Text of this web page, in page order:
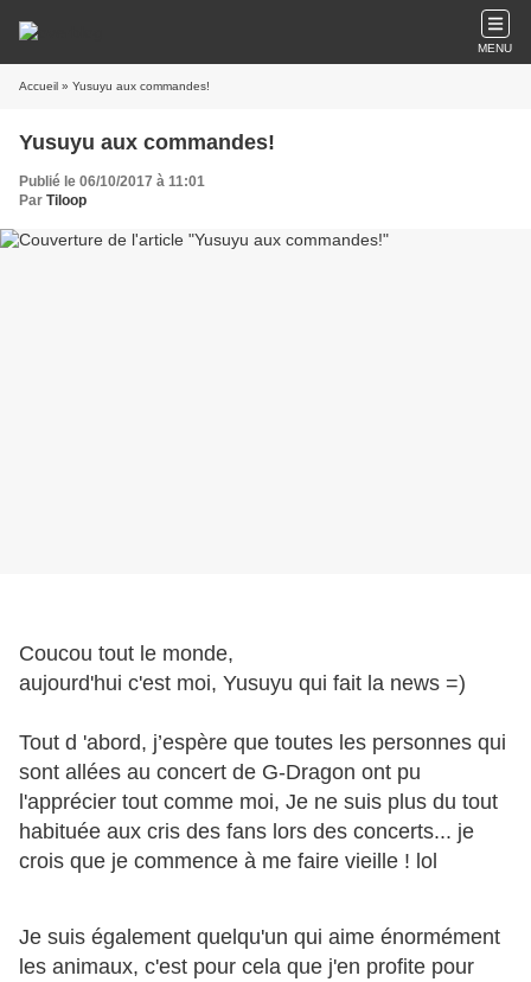
MENU
Accueil » Yusuyu aux commandes!
Yusuyu aux commandes!
Publié le 06/10/2017 à 11:01
Par Tiloop
Coucou tout le monde,
aujourd'hui c'est moi, Yusuyu qui fait la news =)
Tout d 'abord, j’espère que toutes les personnes qui
sont allées au concert de G-Dragon ont pu
l'apprécier tout comme moi, Je ne suis plus du tout
habituée aux cris des fans lors des concerts... je
crois que je commence à me faire vieille ! lol
Je suis également quelqu'un qui aime énormément
les animaux, c'est pour cela que j'en profite pour